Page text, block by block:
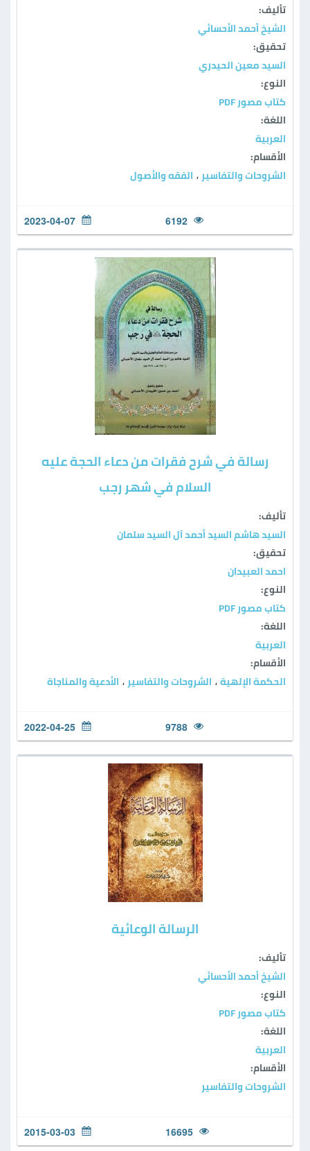
تأليف:
الشيخ أحمد الأحسائي
تحقيق:
السيد معين الحيدري
النوع:
كتاب مصور PDF
اللغة:
العربية
الأقسام:
الشروحات والتفاسير ، الفقه والأصول
6192
2023-04-07
رسالة في شرح فقرات من دعاء الحجة عليه
السلام في شهر رجب
تأليف:
السيد هاشم السيد أحمد آل السيد سلمان
تحقيق:
احمد العبيدان
النوع:
كتاب مصور PDF
اللغة:
العربية
الأقسام:
الحكمة الإلهية ، الشروحات والتفاسير ، الأدعية والمناجاة
9788
2022-04-25
الرسالة الوعائية
تأليف:
الشيخ أحمد الأحسائي
النوع:
كتاب مصور PDF
اللغة:
العربية
الأقسام:
الشروحات والتفاسير
16695
2015-03-03